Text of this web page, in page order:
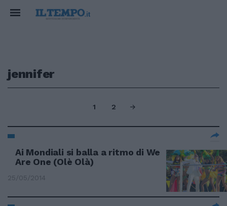
jennifer
1 2
Ai Mondiali si balla a ritmo di We
Are One (Olè Olà)
25/05/2014